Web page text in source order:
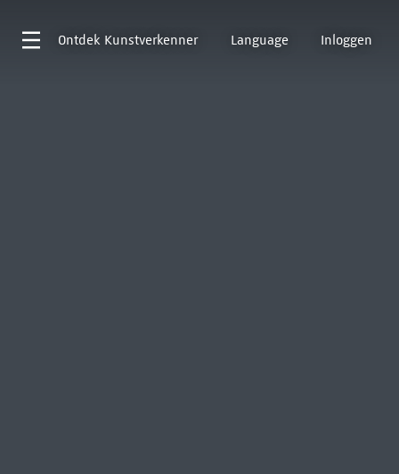
Ontdek Kunstverkenner Language Inloggen